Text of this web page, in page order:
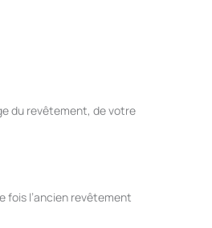
du revêtement, de votre
fois l’ancien revêtement